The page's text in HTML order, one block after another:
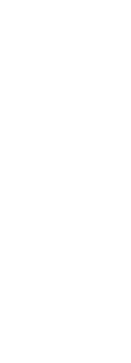
que
su vida
Rivera y
accedieron a
por
su
«cuando la
de
por el
que
A